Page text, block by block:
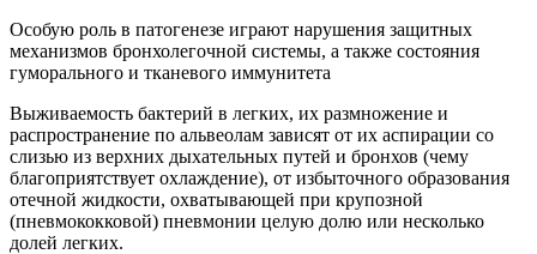
Особую роль в патогенезе играют нарушения защитных
механизмов бронхолегочной системы, а также состояния
гуморального и тканевого иммунитета
Выживаемость бактерий в легких, их размножение и
распространение по альвеолам зависят от их аспирации со
слизью из верхних дыхательных путей и бронхов (чему
благоприятствует охлаждение), от избыточного образования
отечной жидкости, охватывающей при крупозной
(пневмококковой) пневмонии целую долю или несколько
долей легких.